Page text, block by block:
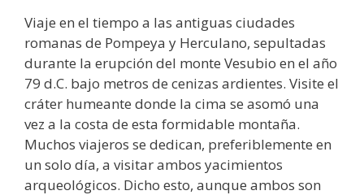
Viaje en el tiempo a las antiguas ciudades
romanas de Pompeya y Herculano, sepultadas
durante la erupción del monte Vesubio en el año
79 d.C. bajo metros de cenizas ardientes. Visite el
cráter humeante donde la cima se asomó una
vez a la costa de esta formidable montaña.
Muchos viajeros se dedican, preferiblemente en
un solo día, a visitar ambos yacimientos
arqueológicos. Dicho esto, aunque ambos son